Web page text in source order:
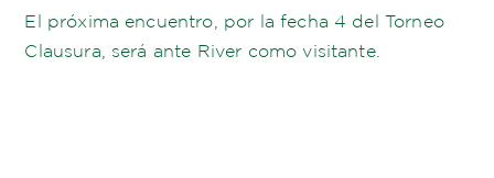
El próxima encuentro, por la fecha 4 del Torneo
Clausura, será ante River como visitante.